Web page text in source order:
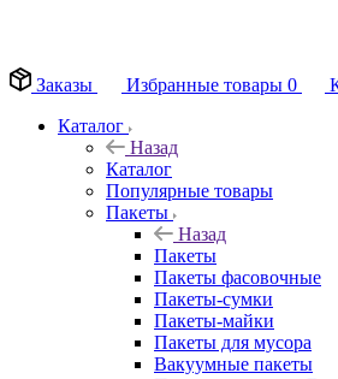
Заказы
Избранные товары 0
Каталог
Назад
Каталог
Популярные товары
Пакеты
Назад
Пакеты
Пакеты фасовочные
Пакеты-сумки
Пакеты-майки
Пакеты для мусора
Вакуумные пакеты